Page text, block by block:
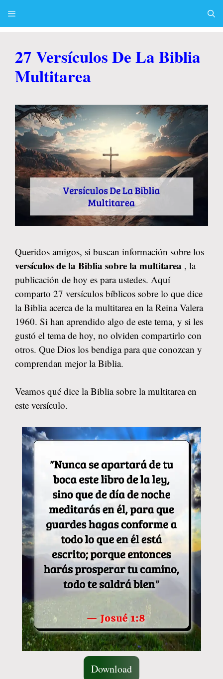
27 Versículos De La Biblia
Multitarea
Queridos amigos, si buscan información sobre los
versículos de la Biblia sobre la multitarea , la
publicación de hoy es para ustedes. Aquí
comparto 27 versículos bíblicos sobre lo que dice
la Biblia acerca de la multitarea en la Reina Valera
1960. Si han aprendido algo de este tema, y si les
gustó el tema de hoy, no olviden compartirlo con
otros. Que Dios los bendiga para que conozcan y
comprendan mejor la Biblia.
Veamos qué dice la Biblia sobre la multitarea en
este versículo.
Download